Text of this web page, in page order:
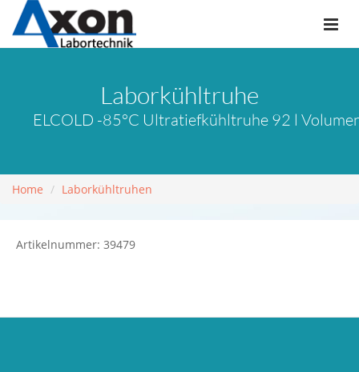
Laborkühltruhe
ELCOLD -85°C Ultratiefkühltruhe 92 l
Home Laborkühltruhen
Artikelnummer: 39479